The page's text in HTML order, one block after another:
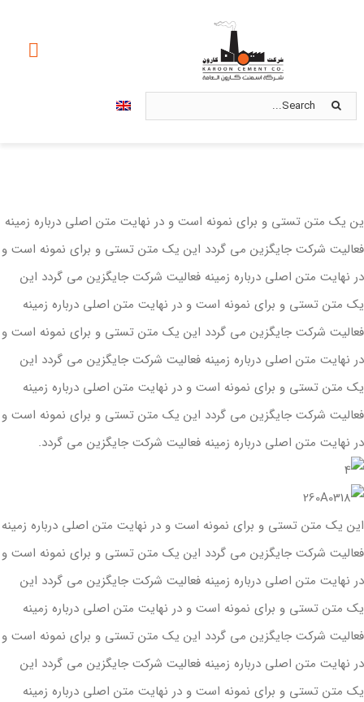
صفحه اصلی
استانداردها
امور سهام
بازرگانی و تدارکات
طرح توسعه
ارتباط با ما
Search
for:
ین یک متن تستی و برای نمونه است و در نهایت متن اصلی درباره زمینه
فعالیت شرکت جایگزین می گردد این یک متن تستی و برای نمونه است و
در نهایت متن اصلی درباره زمینه فعالیت شرکت جایگزین می گردد این
یک متن تستی و برای نمونه است و در نهایت متن اصلی درباره زمینه
فعالیت شرکت جایگزین می گردد این یک متن تستی و برای نمونه است و
در نهایت متن اصلی درباره زمینه فعالیت شرکت جایگزین می گردد این
یک متن تستی و برای نمونه است و در نهایت متن اصلی درباره زمینه
فعالیت شرکت جایگزین می گردد این یک متن تستی و برای نمونه است و
در نهایت متن اصلی درباره زمینه فعالیت شرکت جایگزین می گردد.
این یک متن تستی و برای نمونه است و در نهایت متن اصلی درباره زمینه
فعالیت شرکت جایگزین می گردد این یک متن تستی و برای نمونه است و
در نهایت متن اصلی درباره زمینه فعالیت شرکت جایگزین می گردد این
یک متن تستی و برای نمونه است و در نهایت متن اصلی درباره زمینه
فعالیت شرکت جایگزین می گردد این یک متن تستی و برای نمونه است و
در نهایت متن اصلی درباره زمینه فعالیت شرکت جایگزین می گردد این
یک متن تستی و برای نمونه است و در نهایت متن اصلی درباره زمینه